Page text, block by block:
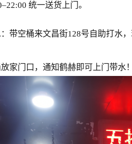
统一送货上门。
带空桶来文昌街128号自助打水，
家门口，通知鹤赫即可上门带水！